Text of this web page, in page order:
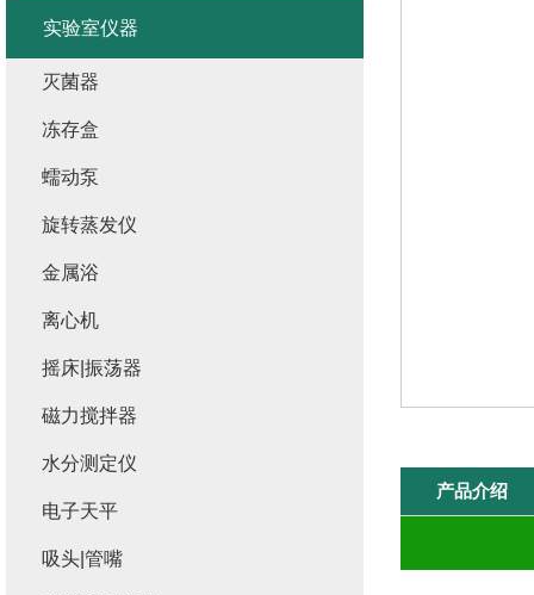
产品介绍
实验室仪器
灭菌器
冻存盒
蠕动泵
旋转蒸发仪
金属浴
离心机
摇床|振荡器
磁力搅拌器
水分测定仪
电子天平
吸头|管嘴